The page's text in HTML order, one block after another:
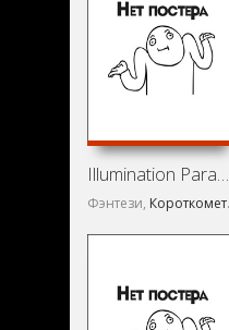
Illumination Paradox the Beginning (2021)
Фэнтези, Короткометражка